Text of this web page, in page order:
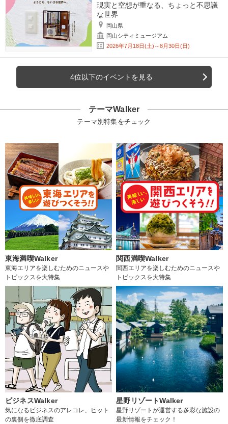
現実と空想が重なる、ちょっと不思議
な世界
岡山県
岡山シティミュージアム
2026年7月18日(土)～8月30日(日)
4位以下のイベントを見る
テーマWalker
テーマ別特集をチェック
東海満喫Walker
東海エリアを楽しむためのニュースや
トピックスを大特集
関西満喫Walker
関西エリアを楽しむためのニュースや
トピックスを大特集
ビジネスWalker
気になるビジネスのアレコレ、ヒット
の裏側を徹底調査
星野リゾートWalker
星野リゾートが運営する多彩な施設の
最新情報をチェック！